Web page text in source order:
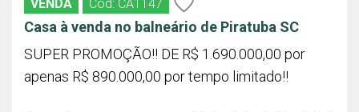
VENDA Cód: CA1147
Casa à venda no balneário de Piratuba SC
SUPER PROMOÇÃO!! DE R$ 1.690.000,00 por
apenas R$ 890.000,00 por tempo limitado!!